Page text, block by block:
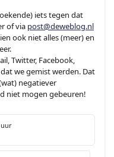
iets tegen dat
of via post@deweblog.nl
ook niet alles (meer) en
Twitter, Facebook,
we gemist werden. Dat
negatiever
niet mogen gebeuren!
uur